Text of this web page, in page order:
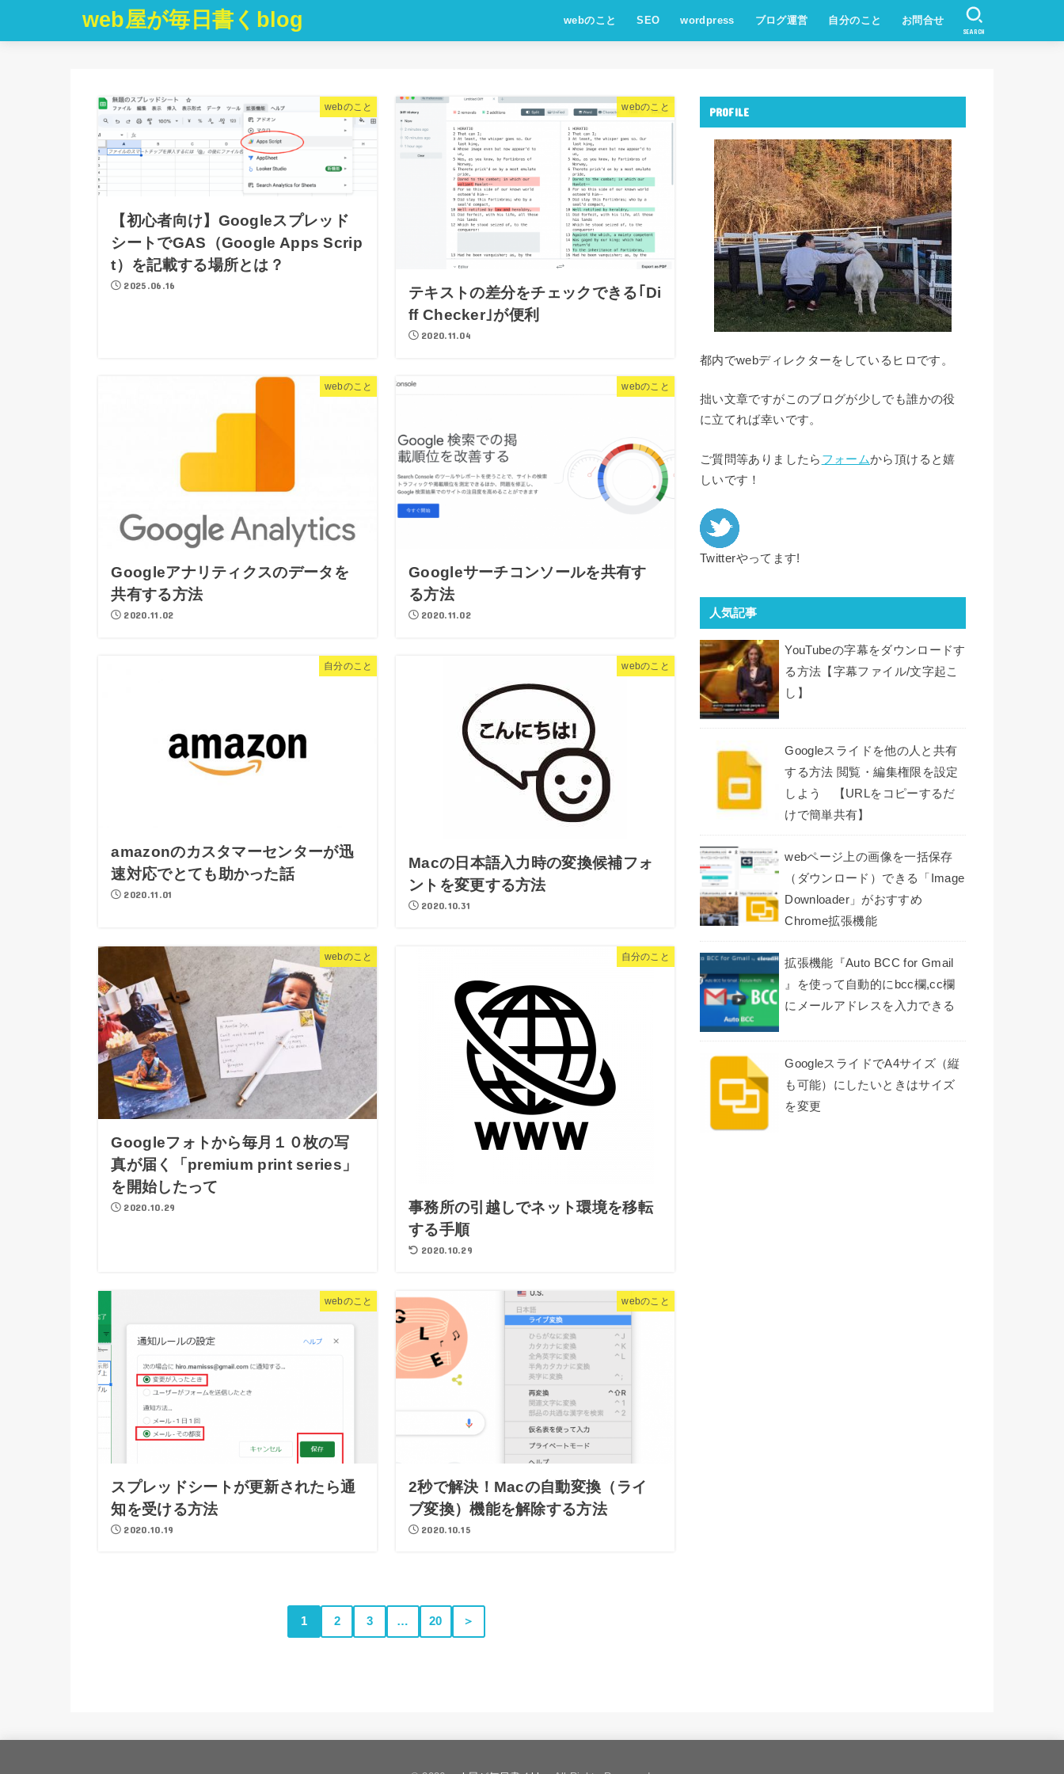
web屋が毎日書くblog webのこと SEO wordpress ブログ運営 自分のこと お問合せ
SEARCH
webのこと
【初心者向け】Googleスプレッド
シートでGAS（Google Apps Scrip
t）を記載する場所とは？
2025.06.16
webのこと
テキストの差分をチェックできる｢Di
ff Checker｣が便利
2020.11.04
webのこと
Googleアナリティクスのデータを
共有する方法
2020.11.02
webのこと
Googleサーチコンソールを共有す
る方法
2020.11.02
自分のこと
amazonのカスタマーセンターが迅
速対応でとても助かった話
2020.11.01
webのこと
Macの日本語入力時の変換候補フォ
ントを変更する方法
2020.10.31
webのこと
Googleフォトから毎月１０枚の写
真が届く「premium print series」
を開始したって
2020.10.29
自分のこと
事務所の引越しでネット環境を移転
する手順
2020.10.29
webのこと
スプレッドシートが更新されたら通
知を受ける方法
2020.10.19
webのこと
2秒で解決！Macの自動変換（ライ
ブ変換）機能を解除する方法
2020.10.15
1 2 3 … 20 ＞
PROFILE
都内でwebディレクターをしているヒロです。
拙い文章ですがこのブログが少しでも誰かの役
に立てれば幸いです。
ご質問等ありましたら フォームから頂けると嬉
しいです！
Twitterやってます!
人気記事
YouTubeの字幕をダウンロードす
る方法【字幕ファイル/文字起こ
し】
Googleスライドを他の人と共有
する方法 閲覧・編集権限を設定
しよう 【URLをコピーするだ
けで簡単共有】
webページ上の画像を一括保存
（ダウンロード）できる「Image
Downloader」がおすすめ
Chrome拡張機能
拡張機能『Auto BCC for Gmail
』を使って自動的にbcc欄,cc欄
にメールアドレスを入力できる
GoogleスライドでA4サイズ（縦
も可能）にしたいときはサイズ
を変更